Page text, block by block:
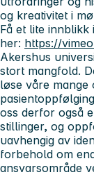
og kreativitet i
Få et lite innblikk
her: https://
Akershus
stort mangfold.
løse våre mange
oss derfor også
stillinger, og
uavhengig av
forbehold om
ansvarsområde